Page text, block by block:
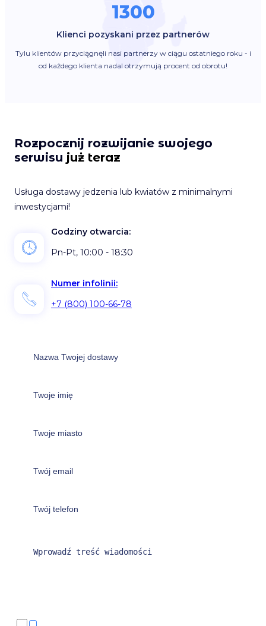
1300
Klienci pozyskani przez partnerów
Tylu klientów przyciągnęli nasi partnerzy w ciągu ostatniego roku - i
od każdego klienta nadal otrzymują procent od obrotu!
Rozpocznij rozwijanie swojego
serwisu już teraz
Usługa dostawy jedzenia lub kwiatów z minimalnymi
inwestycjami!
Godziny otwarcia:
Pn-Pt, 10:00 - 18:30
Numer infolinii:
+7 (800) 100-66-78